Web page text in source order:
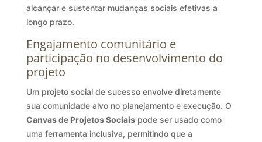
alcançar e sustentar mudanças sociais efetivas a
longo prazo.
Engajamento comunitário e
participação no desenvolvimento do
projeto
Um projeto social de sucesso envolve diretamente
sua comunidade alvo no planejamento e execução. O
Canvas de Projetos Sociaispode ser usado como
uma ferramenta inclusiva, permitindo que a